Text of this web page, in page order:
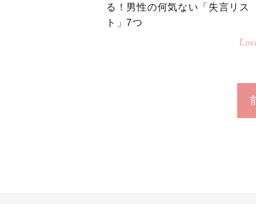
る！男性の何気ない「失言リス
ト」7つ